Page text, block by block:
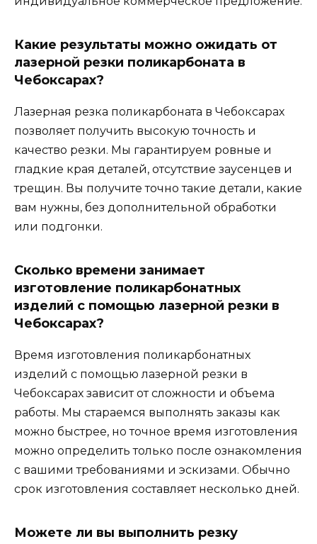
Какие результаты можно ожидать от
лазерной резки поликарбоната в
Чебоксарах?
Лазерная резка поликарбоната в Чебоксарах
позволяет получить высокую точность и
качество резки. Мы гарантируем ровные и
гладкие края деталей, отсутствие заусенцев и
трещин. Вы получите точно такие детали, какие
вам нужны, без дополнительной обработки
или подгонки.
Сколько времени занимает
изготовление поликарбонатных
изделий с помощью лазерной резки в
Чебоксарах?
Время изготовления поликарбонатных
изделий с помощью лазерной резки в
Чебоксарах зависит от сложности и объема
работы. Мы стараемся выполнять заказы как
можно быстрее, но точное время изготовления
можно определить только после ознакомления
с вашими требованиями и эскизами. Обычно
срок изготовления составляет несколько дней.
Можете ли вы выполнить резку